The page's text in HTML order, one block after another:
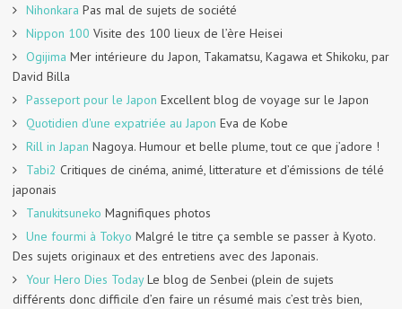
Nihonkara Pas mal de sujets de société
Nippon 100 Visite des 100 lieux de l’ère Heisei
Ogijima Mer intérieure du Japon, Takamatsu, Kagawa et Shikoku, par
David Billa
Passeport pour le Japon Excellent blog de voyage sur le Japon
Quotidien d'une expatriée au Japon Eva de Kobe
Rill in Japan Nagoya. Humour et belle plume, tout ce que j’adore !
Tabi2 Critiques de cinéma, animé, litterature et d’émissions de télé
japonais
Tanukitsuneko Magnifiques photos
Une fourmi à Tokyo Malgré le titre ça semble se passer à Kyoto.
Des sujets originaux et des entretiens avec des Japonais.
Your Hero Dies TodayLe blog de Senbei (plein de sujets
différents donc difficile d’en faire un résumé mais c’est très bien,